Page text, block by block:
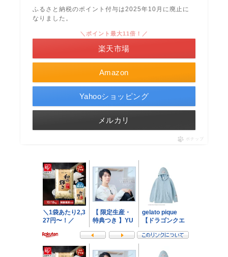
ふるさと納税のポイント付与は2025年10月に廃止に
なりました。
Amazon
＼ポイント最大11倍！／
楽天市場
Yahooショッピング
メルカリ
ポチップ